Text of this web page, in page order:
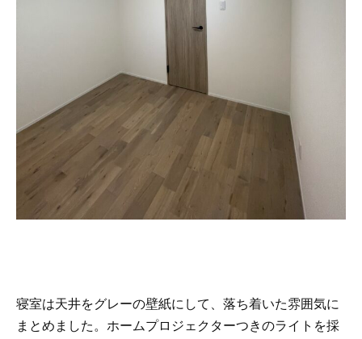
寝室は天井をグレーの壁紙にして、落ち着いた雰囲気に
まとめました。ホームプロジェクターつきのライトを採